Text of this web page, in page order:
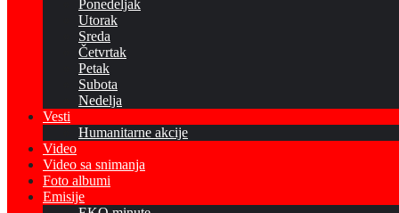
Ponedeljak
Utorak
Sreda
Četvrtak
Petak
Subota
Nedelja
Vesti
Humanitarne akcije
Video
Video sa snimanja
Foto albumi
Emisije